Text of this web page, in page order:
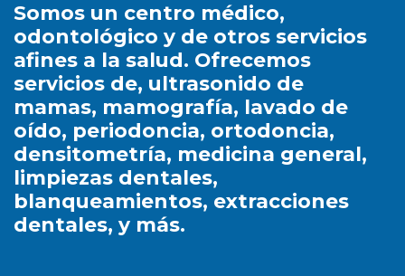
Somos un centro médico,
odontológico y de otros servicios
afines a la salud. Ofrecemos
servicios de, ultrasonido de
mamas, mamografía, lavado de
oído, periodoncia, ortodoncia,
densitometría, medicina general,
limpiezas dentales,
blanqueamientos, extracciones
dentales, y más.